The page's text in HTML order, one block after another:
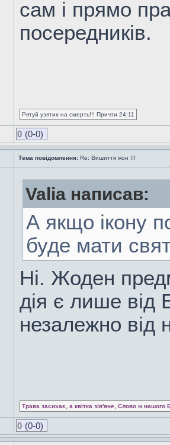
сам і прямо
посередників.
Рятуй узятих на смерть!!! Причти 24:11
0 (0-0)
Тема повідомлення: Re: Вишиття ікон !!!
Valia написав:
А якщо ікону
буде мати
Ні. Жоден
дія є лише від
незалежно від
Трава засихає, а квітка зів'яне, Слово ж нашого
0 (0-0)